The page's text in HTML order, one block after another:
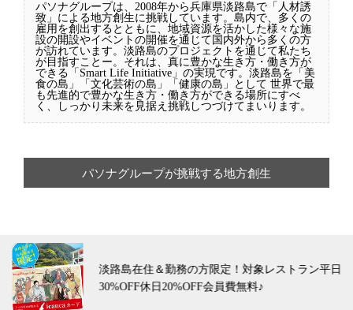
パソナグループは、2008年から兵庫県淡路島で「人材誘
致」による地方創生に挑戦しています。島内で、多くの
雇用を創出するとともに、地域資源を活かした様々な施
設の開設やイベントの開催を通じて国内外から多くの方
が訪れています。淡路島のプロジェクトを通じて私たち
が目指すことー。それは、真に豊かな生き方・働き方が
できる「Smart Life Initiative」の実現です。淡路島を「美
食の島」「文化芸術の島」「健康の島」として 世界で最
も先進的で豊かな生き方・働き方ができる場所にすべ
く、しっかり未来を見据え挑戦しつづけてまいります。
パソナグループが挑戦する地方創生
淡路島在住＆勤務の方限定！対象レストラン平日
30%OFF休日20%OFF会員費無料♪